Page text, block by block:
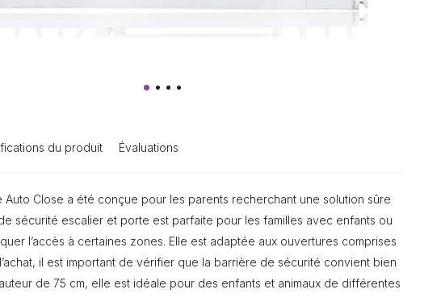
du produit Évaluations
Close a été conçue pour les parents recherchant une solution sûre
sécurité escalier et porte est parfaite pour les familles avec enfants ou
l’accès à certaines zones. Elle est adaptée aux ouvertures comprises
l’achat, il est important de vérifier que la barrière de sécurité convient bien
de 75 cm, elle est idéale pour des enfants et animaux de différentes